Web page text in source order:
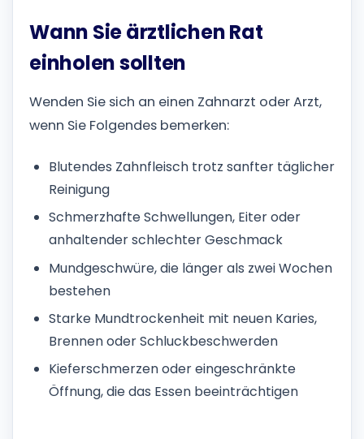
Wann Sie ärztlichen Rat
einholen sollten
Wenden Sie sich an einen Zahnarzt oder Arzt,
wenn Sie Folgendes bemerken:
Blutendes Zahnfleisch trotz sanfter täglicher
Reinigung
Schmerzhafte Schwellungen, Eiter oder
anhaltender schlechter Geschmack
Mundgeschwüre, die länger als zwei Wochen
bestehen
Starke Mundtrockenheit mit neuen Karies,
Brennen oder Schluckbeschwerden
Kieferschmerzen oder eingeschränkte
Öffnung, die das Essen beeinträchtigen